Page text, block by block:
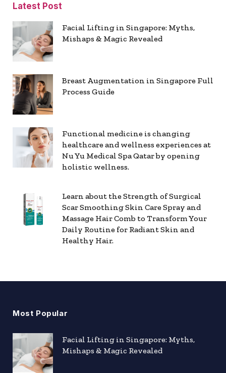
Latest Post
Facial Lifting in Singapore: Myths,
Mishaps & Magic Revealed
Breast Augmentation in Singapore Full
Process Guide
Functional medicine is changing
healthcare and wellness experiences at
Nu Yu Medical Spa Qatar by opening
holistic wellness.
Learn about the Strength of Surgical
Scar Smoothing Skin Care Spray and
Massage Hair Comb to Transform Your
Daily Routine for Radiant Skin and
Healthy Hair.
Most Popular
Facial Lifting in Singapore: Myths,
Mishaps & Magic Revealed